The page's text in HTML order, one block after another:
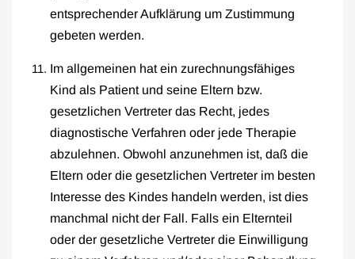
entsprechender Aufklärung um Zustimmung
gebeten werden.
Im allgemeinen hat ein zurechnungsfähiges
Kind als Patient und seine Eltern bzw.
gesetzlichen Vertreter das Recht, jedes
diagnostische Verfahren oder jede Therapie
abzulehnen. Obwohl anzunehmen ist, daß die
Eltern oder die gesetzlichen Vertreter im besten
Interesse des Kindes handeln werden, ist dies
manchmal nicht der Fall. Falls ein Elternteil
oder der gesetzliche Vertreter die Einwilligung